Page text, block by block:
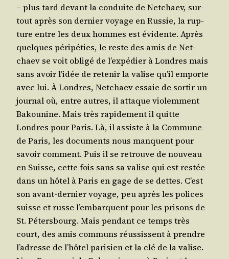
– plus tard devant la conduite de Net­chaev, sur­
tout après son der­nier voyage en Rus­sie, la rup­
ture entre les deux hommes est évi­dente. Après
quelques péri­pé­ties, le reste des amis de Net­
chaev se voit obli­gé de l’ex­pé­dier à Londres mais
sans avoir l’i­dée de rete­nir la valise qu’il emporte
avec lui. À Londres, Net­chaev essaie de sor­tir un
jour­nal où, entre autres, il attaque vio­lem­ment
Bakou­nine. Mais très rapi­de­ment il quitte
Londres pour Paris. Là, il assiste à la Com­mune
de Paris, les docu­ments nous manquent pour
savoir com­ment. Puis il se retrouve de nou­veau
en Suisse, cette fois sans sa valise qui est res­tée
dans un hôtel à Paris en gage de se dettes. C’est
son avant-der­nier voyage, peu après les polices
suisse et russe l’embarquent pour les pri­sons de
St. Péters­bourg. Mais pen­dant ce temps très
court, des amis com­muns réus­sissent à prendre
l’a­dresse de l’hô­tel pari­sien et la clé de la valise.